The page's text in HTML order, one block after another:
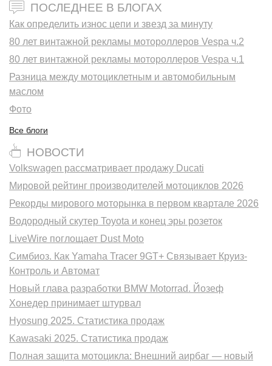
ПОСЛЕДНЕЕ В БЛОГАХ
Как определить износ цепи и звезд за минуту
80 лет винтажной рекламы мотороллеров Vespa ч.2
80 лет винтажной рекламы мотороллеров Vespa ч.1
Разница между мотоциклетным и автомобильным
маслом
Фото
Все блоги
НОВОСТИ
Volkswagen рассматривает продажу Ducati
Мировой рейтинг производителей мотоциклов 2026
Рекорды мирового моторынка в первом квартале 2026
Водородный скутер Toyota и конец эры розеток
LiveWire поглощает Dust Moto
Симбиоз. Как Yamaha Tracer 9GT+ Связывает Круиз-
Контроль и Автомат
Новый глава разработки BMW Motorrad. Йозеф
Хонедер принимает штурвал
Hyosung 2025. Статистика продаж
Kawasaki 2025. Статистика продаж
Полная защита мотоцикла: Внешний аирбаг — новый